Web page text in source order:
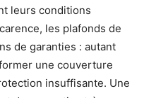
leurs conditions
les plafonds de
de garanties : autant
une couverture
insuffisante. Une